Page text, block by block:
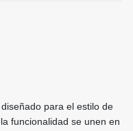
para el estilo de
funcionalidad se unen en